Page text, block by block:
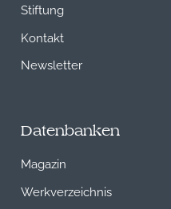
Stiftung
Kontakt
Newsletter
Datenbanken
Magazin
Werkverzeichnis